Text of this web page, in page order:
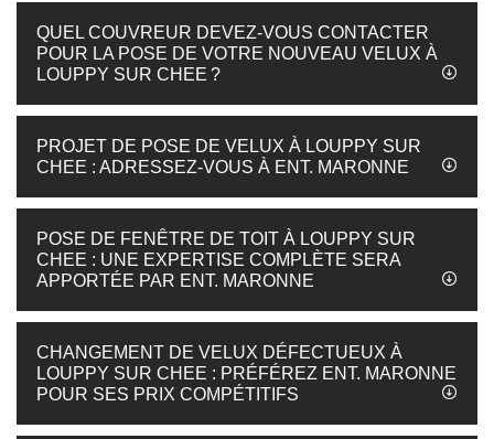
QUEL COUVREUR DEVEZ-VOUS CONTACTER
POUR LA POSE DE VOTRE NOUVEAU VELUX À
LOUPPY SUR CHEE ?
PROJET DE POSE DE VELUX À LOUPPY SUR
CHEE : ADRESSEZ-VOUS À ENT. MARONNE
POSE DE FENÊTRE DE TOIT À LOUPPY SUR
CHEE : UNE EXPERTISE COMPLÈTE SERA
APPORTÉE PAR ENT. MARONNE
CHANGEMENT DE VELUX DÉFECTUEUX À
LOUPPY SUR CHEE : PRÉFÉREZ ENT. MARONNE
POUR SES PRIX COMPÉTITIFS